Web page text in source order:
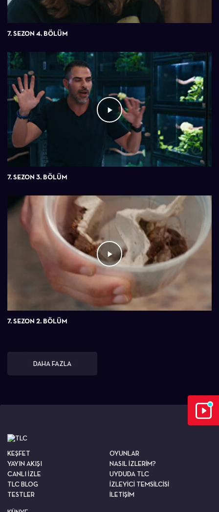
7. SEZON 4. BÖLÜM
7. SEZON 3. BÖLÜM
7. SEZON 2. BÖLÜM
DAHA FAZLA
KEŞFET
YAYIN AKIŞI
CANLI İZLE
TLC BLOG
TESTLER
OYUNLAR
NASIL İZLERİM?
UYDUDA TLC
İZLEYİCİ TEMSİLCİSİ
İLETİŞİM